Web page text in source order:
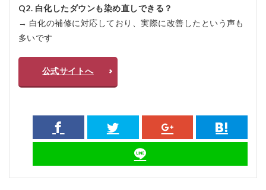
Q2. 白化したダウンも染め直しできる？
→ 白化の補修に対応しており、実際に改善したという声も
多いです
公式サイトへ